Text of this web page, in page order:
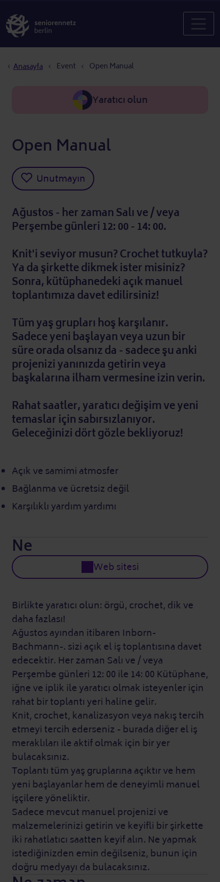
Anasayfa Event Open Manual
Yaratıcı olun
Open Manual
Unutmayın
Ağustos - her zaman Salı ve / veya
Perşembe günleri 12: 00 - 14: 00.
Knit'i seviyor musun? Crochet tutkuyla?
Ya da şirkette dikmek ister misiniz?
Sonra, kütüphanedeki açık manuel
toplantımıza davet edilirsiniz!
Tüm yaş grupları hoş karşılanır.
Sadece yeni başlayan veya uzun bir
süre orada olsanız da - sadece şu anki
projenizi yanınızda getirin veya
başkalarına ilham vermesine izin verin.
Rahat saatler, yaratıcı değişim ve yeni
temaslar için sabırsızlanıyor.
Geleceğinizi dört gözle bekliyoruz!
Açık ve samimi atmosfer
Bağlanma ve ücretsiz değil
Karşılıklı yardım yardımı
Ne
Web sitesi
Birlikte yaratıcı olun: örgü, crochet, dik ve
daha fazlası!
Ağustos ayından itibaren Inborn-
Bachmann-. sizi açık el iş toplantısına davet
edecektir. Her zaman Salı ve / veya
Perşembe günleri 12: 00 ile 14: 00 Kütüphane,
iğne ve iplik ile yaratıcı olmak isteyenler için
rahat bir toplantı yeri haline gelir.
Knit, crochet, kanalizasyon veya nakış tercih
etmeyi tercih ederseniz - burada diğer el iş
meraklıları ile aktif olmak için bir yer
bulacaksınız.
Toplantı tüm yaş gruplarına açıktır ve hem
yeni başlayanlar hem de deneyimli manuel
işçilere yöneliktir.
Sadece mevcut manuel projenizi ve
malzemelerinizi getirin ve keyifli bir şirkette
iki rahatlatıcı saatten keyif alın. Ne yapmak
istediğinizden emin değilseniz, bunun için
doğru medyayı da bulacaksınız.